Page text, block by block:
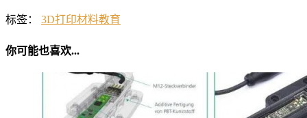
标签： 3D打印材料教育
你可能也喜欢...